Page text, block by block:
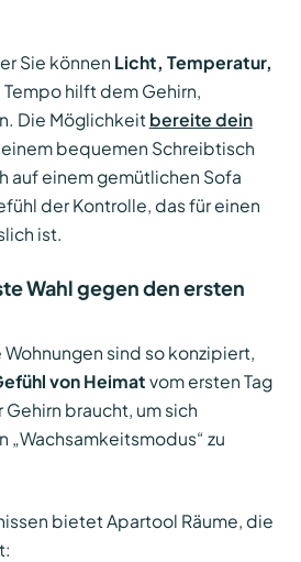
Sie können Licht, Temperatur,
Tempo hilft dem Gehirn,
Die Möglichkeit bereite dein
einem bequemen Schreibtisch
auf einem gemütlichen Sofa
der Kontrolle, das für einen
ist.
Wahl gegen den ersten
sind so konzipiert,
von Heimat vom ersten Tag
Gehirn braucht, um sich
„Wachsamkeitsmodus“ zu
bietet Apartool Räume, die